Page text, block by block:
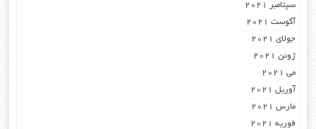
سپتامبر 2021
آگوست 2021
جولای 2021
ژوئن 2021
می 2021
آوریل 2021
مارس 2021
فوریه 2021